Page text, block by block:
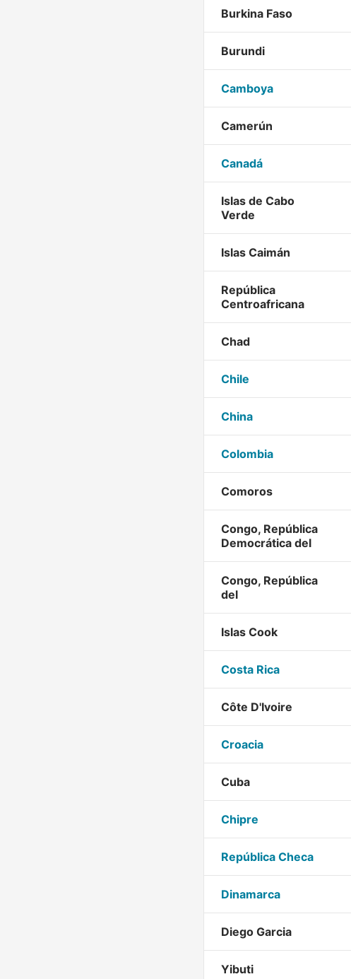
Burkina Faso
Burundi
Camboya
Camerún
Canadá
Islas de Cabo
Verde
Islas Caimán
República
Centroafricana
Chad
Chile
China
Colombia
Comoros
Congo, República
Democrática del
Congo, República
del
Islas Cook
Costa Rica
Côte D'Ivoire
Croacia
Cuba
Chipre
República Checa
Dinamarca
Diego Garcia
Yibuti